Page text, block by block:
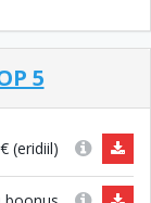
5
(eridiil)